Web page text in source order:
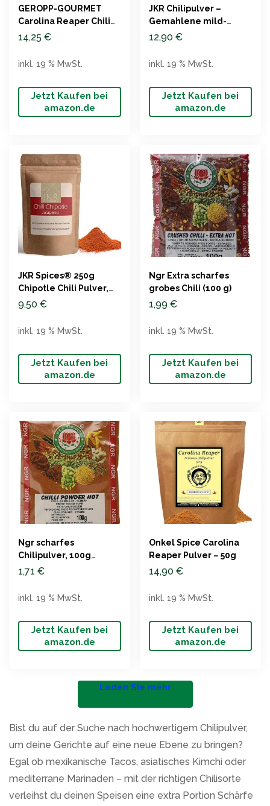
GEROPP-GOURMET
Carolina Reaper Chili
Pulver 40g
14,25 €
Jetzt Kaufen bei
amazon.de
inkl. 19 % MwSt.
JKR Chilipulver –
Gemahlene mild-
scharfe Chilischoten
12,90 €
Jetzt Kaufen bei
amazon.de
inkl. 19 % MwSt.
JKR Spices® 250g
Chipotle Chili Pulver,
Sehr scharf
9,50 €
Jetzt Kaufen bei
amazon.de
inkl. 19 % MwSt.
Ngr Extra scharfes
grobes Chili (100 g)
1,99 €
Jetzt Kaufen bei
amazon.de
inkl. 19 % MwSt.
Ngr scharfes
Chilipulver, 100g
Packung
1,71 €
Jetzt Kaufen bei
amazon.de
inkl. 19 % MwSt.
Onkel Spice Carolina
Reaper Pulver – 50g
14,90 €
Jetzt Kaufen bei
amazon.de
inkl. 19 % MwSt.
Laden Sie mehr
Bist du auf der Suche nach hochwertigem Chilipulver,
um deine Gerichte auf eine neue Ebene zu bringen?
Egal ob mexikanische Tacos, asiatisches Kimchi oder
mediterrane Marinaden – mit der richtigen Chilisorte
verleihst du deinen Speisen eine extra Portion Schärfe